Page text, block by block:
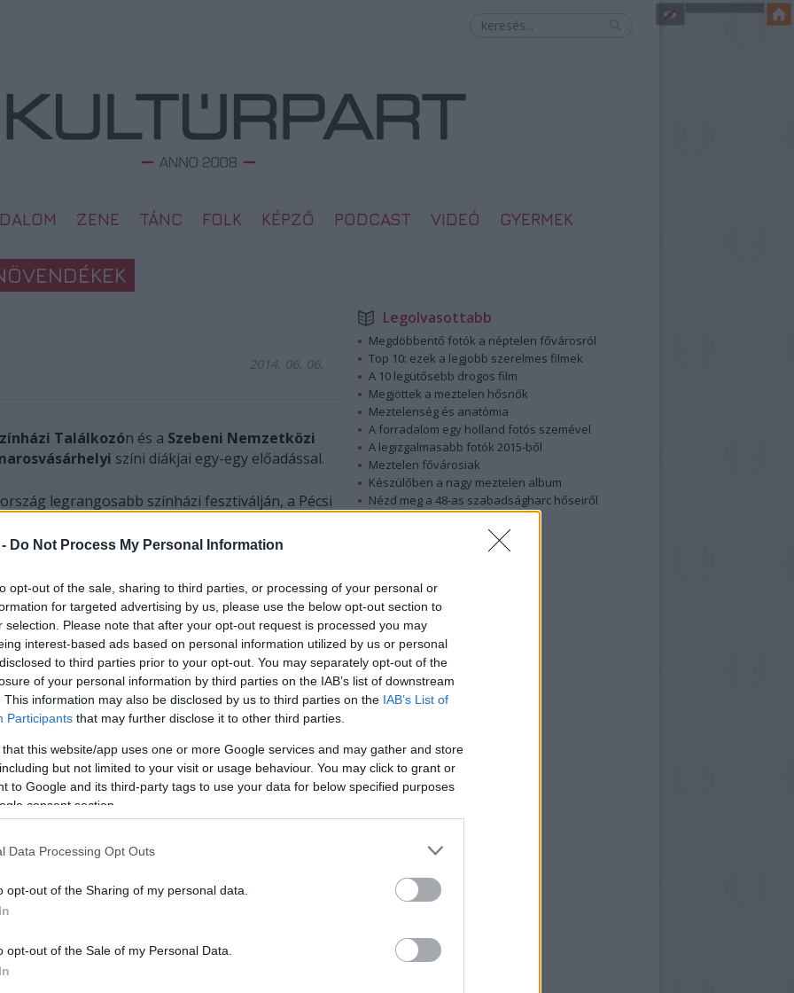
Do Not Process My Personal Information
opt-out of the sale, sharing to third parties, or processing of your personal or
for targeted advertising by us, please use the below opt-out section to
selection. Please note that after your opt-out request is processed you may
interest-based ads based on personal information utilized by us or personal
to third parties prior to your opt-out. You may separately opt-out of the
of your personal information by third parties on the IAB’s list of downstream
This information may also be disclosed by us to third parties on the IAB’s List of
Participants that may further disclose it to other third parties.
that this website/app uses one or more Google services and may gather and store
but not limited to your visit or usage behaviour. You may click to grant or
to Google and its third-party tags to use your data for below specified purposes
consent section.
Data Processing Opt Outs
opt-out of the Sharing of my personal data.
opt-out of the Sale of my Personal Data.
ZENE TÁNC FOLK KÉPZŐ PODCAST VIDEÓ GYERMEK
2014. 06. 06.
Találkozón és a Szebeni Nemzetközi
színi diákjai egy-egy előadással.
legrangosabb színházi fesztiválján, a Pécsi
előadása,
drámavilágát idézi, az egyetem végzős
koreográfus-tanár osztályában végez.
Legolvasottabb
Megdöbbentő fotók a néptelen fővárosról
Top 10: ezek a legjobb szerelmes filmek
A 10 legütősebb drogos film
Megjöttek a meztelen hősnők
Meztelenség és anatómia
A forradalom egy holland fotós szemével
A legizgalmasabb fotók 2015-ből
Meztelen fővárosiak
Készülőben a nagy meztelen album
Nézd meg a 48-as szabadságharc hőseiről
készült fotókat!
Hírlevél feliratkozás